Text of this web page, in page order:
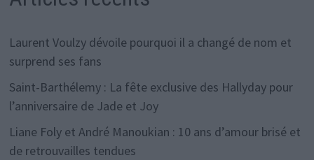
Laurent Voulzy dévoile pourquoi il a changé de nom et
surprend ses fans
Saint-Barthélemy : La fête exclusive des Hallyday pour
l’anniversaire de Jade et Joy
Liane Foly et André Manoukian : 10 ans d’amour brisé et
de retrouvailles tendues